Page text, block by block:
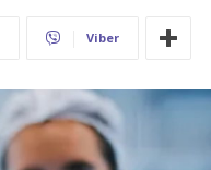
Viber